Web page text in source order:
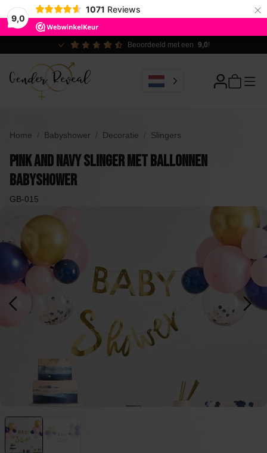
9,0
1071 Reviews ×
Ecologisch verantwoord
Home Babyshower Decoratie Slingers
Pink and Navy Slinger met Ballonnen
BabyShower
GB-015